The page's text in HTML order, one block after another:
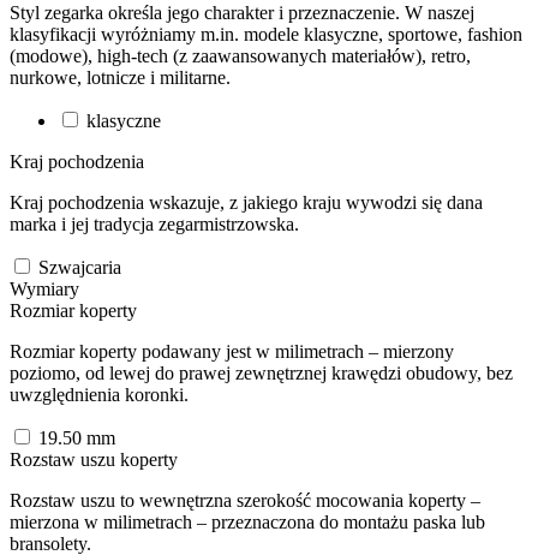
Styl zegarka określa jego charakter i przeznaczenie. W naszej
klasyfikacji wyróżniamy m.in. modele klasyczne, sportowe, fashion
(modowe), high-tech (z zaawansowanych materiałów), retro,
nurkowe, lotnicze i militarne.
klasyczne
Kraj pochodzenia
Kraj pochodzenia wskazuje, z jakiego kraju wywodzi się dana
marka i jej tradycja zegarmistrzowska.
Szwajcaria
Wymiary
Rozmiar koperty
Rozmiar koperty podawany jest w milimetrach – mierzony
poziomo, od lewej do prawej zewnętrznej krawędzi obudowy, bez
uwzględnienia koronki.
19.50 mm
Rozstaw uszu koperty
Rozstaw uszu to wewnętrzna szerokość mocowania koperty –
mierzona w milimetrach – przeznaczona do montażu paska lub
bransolety.